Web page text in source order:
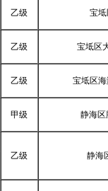
乙级 宝
乙级 宝坻区
乙级 宝坻区
甲级 静海区
乙级 静海